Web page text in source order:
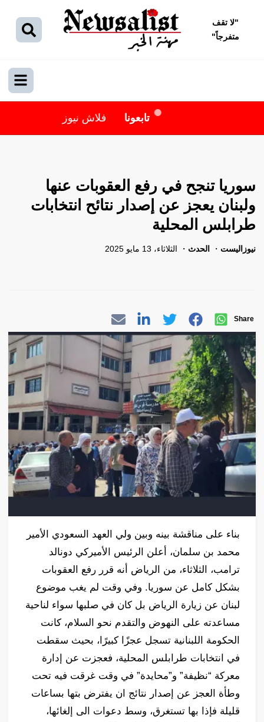
"لا تقف
متفرجاً"
تابعونا فلاش نيوز
سوريا تنجح في رفع العقوبات عنها
ولبنان يعجز عن إصدار نتائح انتخابات
طرابلس المحلية
نيوزاليست الحدث الثلاثاء، 13 مايو 2025
Share
بناء على مناقشة بينه وبين ولي العهد السعودي الأمير
محمد بن سلمان، أعلن الرئيس الأميركي دونالد
ترامب، الثلاثاء، من الرياض أنه قرر رفع العقوبات
بشكل كامل عن سوريا. وفي وقت لم يغب موضوع
لبنان عن زيارة الرياض بل كان في صلبها سواء لناحية
مساعدته على النهوض والتقدم نحو السلام، كانت
الحكومة اللبنانية تسجل عجزًا كبيرًا، بحيث سقطت
في انتخابات طرابلس المحلية، فعجزت عن إدارة
معركة “نظيفة” و”محايدة” في وقت غرقت فيه تحت
وطأة العجز عن إصدار نتائج ان يفترض بتها بساعات
قليلة فإذا بها تستغرق، وسط دعوات الى إلغائها،